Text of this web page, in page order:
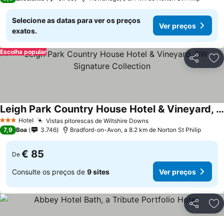
Selecione as datas para ver os preços
exatos.
Ver preços
Partilhar
Escolha popular
3 EstrelasHotel Vistas pitorescas de Wiltshire Downs
Leigh Park Country House Hotel & Vineyard, BW Signature Collection
7,9 Boa 3.746 Bradford-on-Avon, a 8.2 km de Norton St Philip
De € 85
Consulte os preços de 9 sites Ver preços
Partilhar